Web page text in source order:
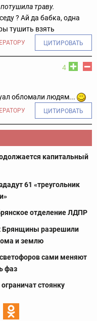
траву.
? Ай да бабка, одна
тушить взять
ЦИТИРОВАТЬ
4
обломали людям...
ЦИТИРОВАТЬ
капитальный
61 «треугольник
отделение ЛДПР
Брянщины разрешили
и землю
сами меняют
фаз
стоянку